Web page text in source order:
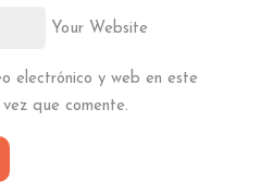
Your Website
electrónico y web en este
que comente.